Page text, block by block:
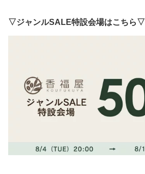
▽ジャンルSALE特設会場はこちら▽